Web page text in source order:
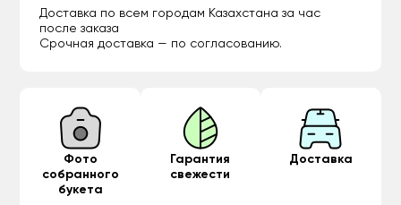
Доставка по всем городам Казахстана за час
после заказа
Срочная доставка — по согласованию.
Фото
собранного
букета
Гарантия
свежести
Доставка